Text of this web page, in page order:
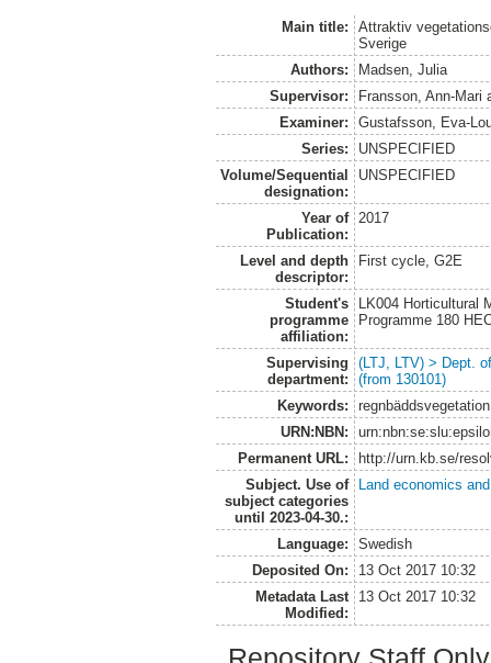
Main title:
Attraktiv
Sverige
Authors:
Madsen, Julia
Supervisor:
Fransson, Ann-Mari
Examiner:
Gustafsson, Eva-
Series:
UNSPECIFIED
Volume/Sequential
designation:
UNSPECIFIED
Year of
Publication:
2017
Level and depth
descriptor:
First cycle, G2E
Student's
programme
affiliation:
LK004 Horticultural
Programme 180
Supervising
department:
(LTJ, LTV) > Dept.
(from 130101)
Keywords:
URN:NBN:
Permanent URL:
http://urn.kb.se/
Subject. Use of
subject categories
until 2023-04-30.:
Land economics
Language:
Swedish
Deposited On:
13 Oct 2017 10:32
Metadata Last
Modified:
13 Oct 2017 10:32